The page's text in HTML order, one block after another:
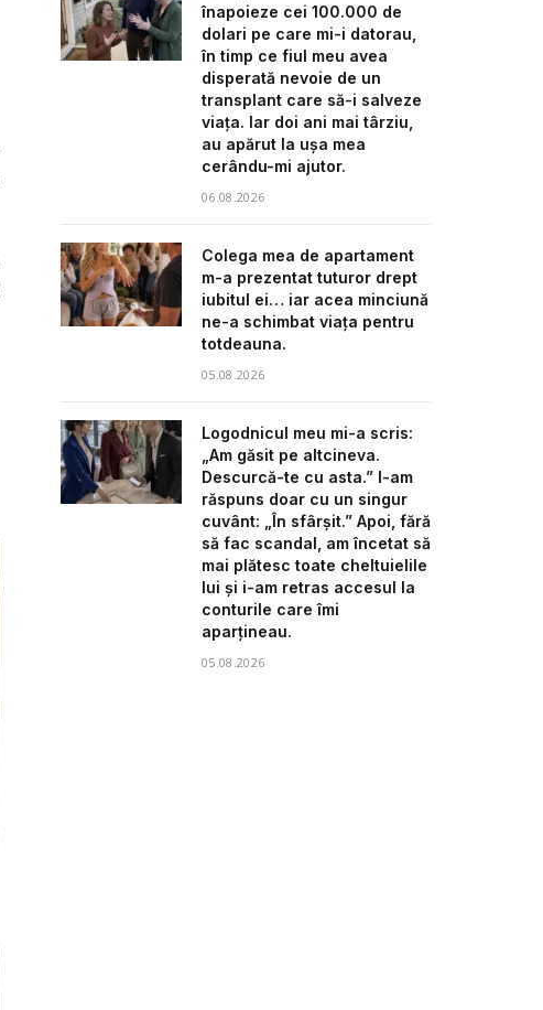
înapoieze cei 100.000 de
dolari pe care mi-i datorau,
în timp ce fiul meu avea
disperată nevoie de un
transplant care să-i salveze
viața. Iar doi ani mai târziu,
au apărut la ușa mea
cerându-mi ajutor.
06.08.2026
Colega mea de apartament
m-a prezentat tuturor drept
iubitul ei… iar acea minciună
ne-a schimbat viața pentru
totdeauna.
05.08.2026
Logodnicul meu mi-a scris:
„Am găsit pe altcineva.
Descurcă-te cu asta.” I-am
răspuns doar cu un singur
cuvânt: „În sfârșit.” Apoi, fără
să fac scandal, am încetat să
mai plătesc toate cheltuielile
lui și i-am retras accesul la
conturile care îmi
aparțineau.
05.08.2026